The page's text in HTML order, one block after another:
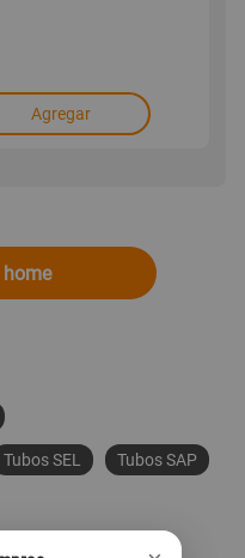
Agregar
home
Tubos SEL Tubos SAP